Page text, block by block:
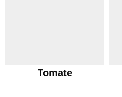
Tomate